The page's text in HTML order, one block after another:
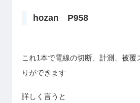
hozan P958
これ1本で電線の切断、計測、被覆
りができます
詳しく言うと